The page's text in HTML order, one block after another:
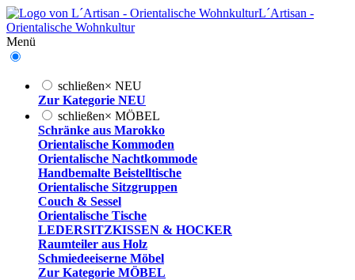
L´Artisan -
Orientalische Wohnkultur
Menü
schließen× NEU
Zur Kategorie NEU
schließen× MÖBEL
Schränke aus Marokko
Orientalische Kommoden
Orientalische Nachtkommode
Handbemalte Beistelltische
Orientalische Sitzgruppen
Couch & Sessel
Orientalische Tische
LEDERSITZKISSEN & HOCKER
Raumteiler aus Holz
Schmiedeeiserne Möbel
Zur Kategorie MÖBEL